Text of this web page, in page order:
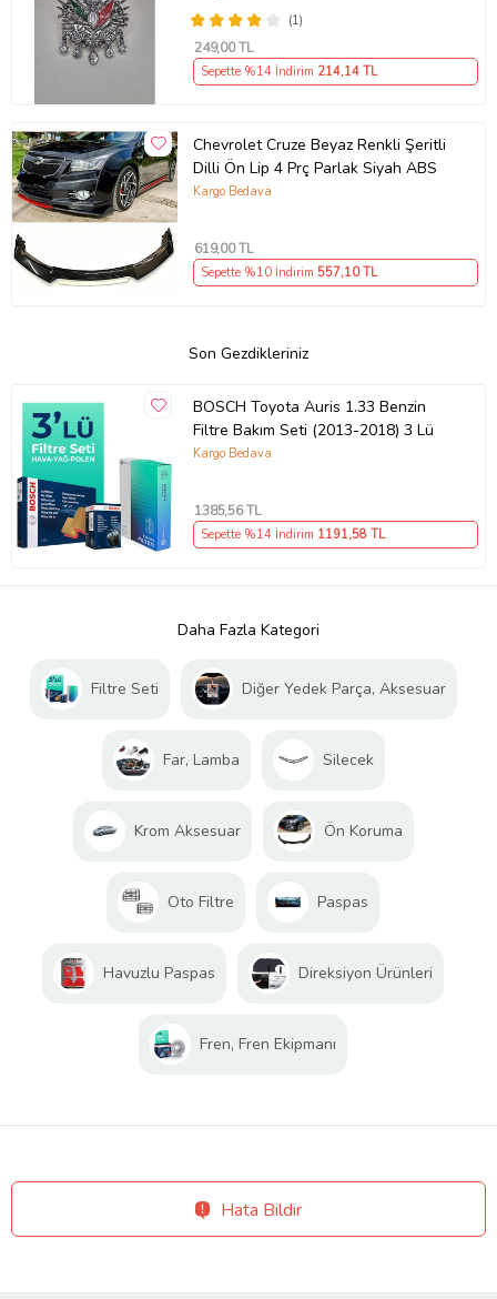
(1)
249,00 TL
Sepette %14 İndirim 214,14 TL
Chevrolet Cruze Beyaz Renkli Şeritli
Dilli Ön Lip 4 Prç Parlak Siyah ABS
Kargo Bedava
619,00 TL
Sepette %10 İndirim 557,10 TL
Son Gezdikleriniz
BOSCH Toyota Auris 1.33 Benzin
Filtre Bakım Seti (2013-2018) 3 Lü
Kargo Bedava
1385,56 TL
Sepette %14 İndirim 1191,58 TL
Daha Fazla Kategori
Filtre Seti Diğer Yedek Parça, Aksesuar
Far, Lamba Silecek
Krom Aksesuar Ön Koruma
Oto Filtre Paspas
Havuzlu Paspas Direksiyon Ürünleri
Fren, Fren Ekipmanı
Hata Bildir